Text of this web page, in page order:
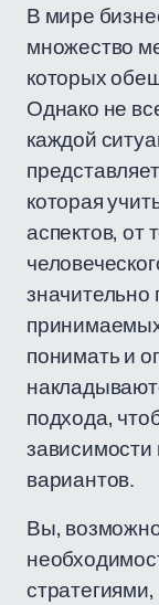
В мире
множество
которых
Однако не
каждой
которая
аспектов, от
значительно
понимать и
подхода,
вариантов.
Вы,